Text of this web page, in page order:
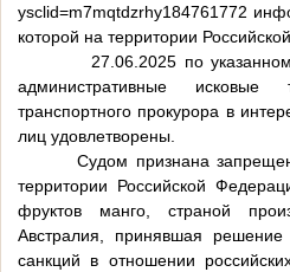
ysclid=m7mqtdzrhy184761772
которой на территории
27.06.2025 по указанному
административные исковые
транспортного прокурора в
лиц удовлетворены.
Судом признана
территории Российской
фруктов манго, страной
Австралия, принявшая решение
санкций в отношении